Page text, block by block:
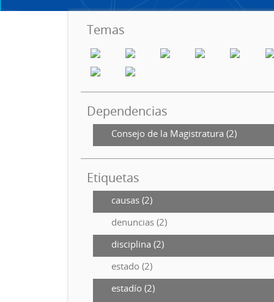
Temas
Dependencias
Consejo de la Magistratura (2)
Etiquetas
causas (2)
denuncias (2)
disciplina (2)
estado (2)
estadío (2)